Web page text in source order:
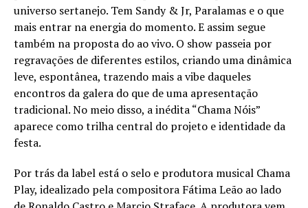
universo sertanejo. Tem Sandy & Jr, Paralamas e o que
mais entrar na energia do momento. E assim segue
também na proposta do ao vivo. O show passeia por
regravações de diferentes estilos, criando uma dinâmica
leve, espontânea, trazendo mais a vibe daqueles
encontros da galera do que de uma apresentação
tradicional. No meio disso, a inédita “Chama Nóis”
aparece como trilha central do projeto e identidade da
festa.
Por trás da label está o selo e produtora musical Chama
Play, idealizado pela compositora Fátima Leão ao lado